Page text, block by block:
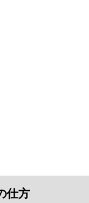
仕方